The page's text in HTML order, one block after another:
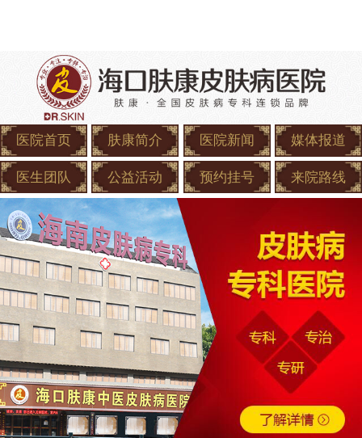
医院首页 肤康简介 医院新闻 媒体报道
医生团队 公益活动 预约挂号 来院路线